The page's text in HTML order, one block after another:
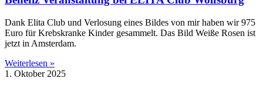
Dank Elita Club und Verlosung eines Bildes von mir haben wir 975
Euro für Krebskranke Kinder gesammelt. Das Bild Weiße Rosen ist
jetzt in Amsterdam.
Weiterlesen »
1. Oktober 2025